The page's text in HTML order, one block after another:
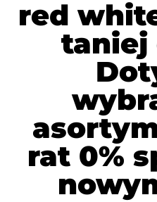
red
taniej
rat 0%